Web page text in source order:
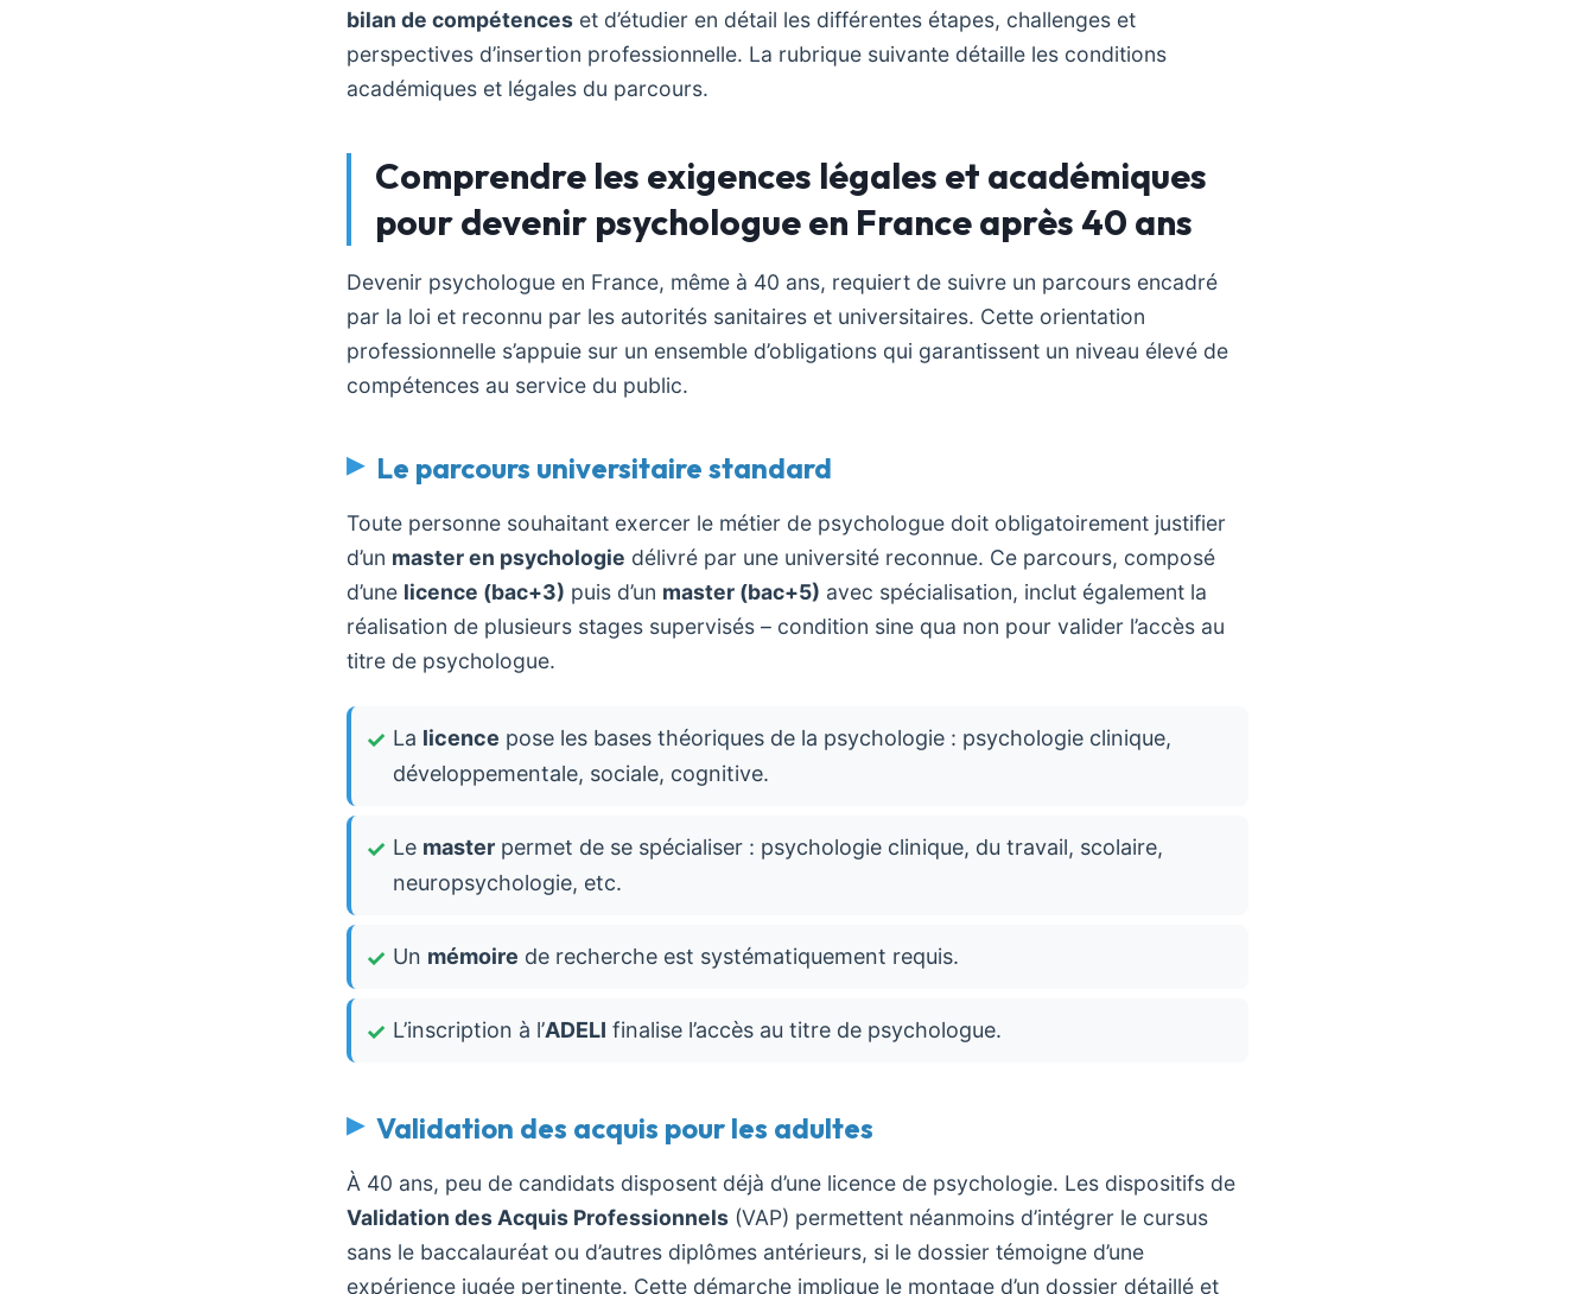
bilan de compétences et d’étudier en détail les différentes étapes, challenges et
perspectives d’insertion professionnelle. La rubrique suivante détaille les conditions
académiques et légales du parcours.
Comprendre les exigences légales et académiques
pour devenir psychologue en France après 40 ans
Devenir psychologue en France, même à 40 ans, requiert de suivre un parcours encadré
par la loi et reconnu par les autorités sanitaires et universitaires. Cette orientation
professionnelle s’appuie sur un ensemble d’obligations qui garantissent un niveau élevé de
compétences au service du public.
Le parcours universitaire standard
Toute personne souhaitant exercer le métier de psychologue doit obligatoirement justifier
d’un master en psychologie délivré par une université reconnue. Ce parcours, composé
d’une licence (bac+3) puis d’un master (bac+5) avec spécialisation, inclut également la
réalisation de plusieurs stages supervisés – condition sine qua non pour valider l’accès au
titre de psychologue.
La licence pose les bases théoriques de la psychologie : psychologie clinique,
développementale, sociale, cognitive.
Le master permet de se spécialiser : psychologie clinique, du travail, scolaire,
neuropsychologie, etc.
Un mémoire de recherche est systématiquement requis.
L’inscription à l’ADELI finalise l’accès au titre de psychologue.
Validation des acquis pour les adultes
À 40 ans, peu de candidats disposent déjà d’une licence de psychologie. Les dispositifs de
Validation des Acquis Professionnels (VAP) permettent néanmoins d’intégrer le cursus
sans le baccalauréat ou d’autres diplômes antérieurs, si le dossier témoigne d’une
expérience jugée pertinente. Cette démarche implique le montage d’un dossier détaillé et